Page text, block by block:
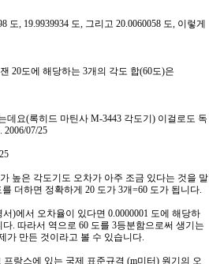
, 19.9939934 도, 그리고 20.0060058 도, 이렇게
20도에 해당하는 3개의 각도 합(60도)은
데요(록히드 마틴사 M-3443 각도기) 이걸로도 독
07/25
높은 각도기도 오차가 아주 조금 있다는 것을 말
더하면 정확하게 20 도가 3개=60 도가 됩니다.
)에서 오차율이 있다면 0.0000001 도에 해당하
. 따라서 역으로 60 도를 3등분함으로써 생기는
가 만든 것이라고 볼 수 있습니다.
랑스에 있는 국제 표준규격 (m미터) 원기의 오